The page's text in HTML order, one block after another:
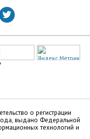
о регистрации
выдано Федеральной
технологий и